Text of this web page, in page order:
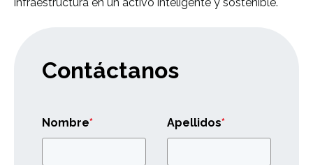
Contáctanos
Nombre* Apellidos*